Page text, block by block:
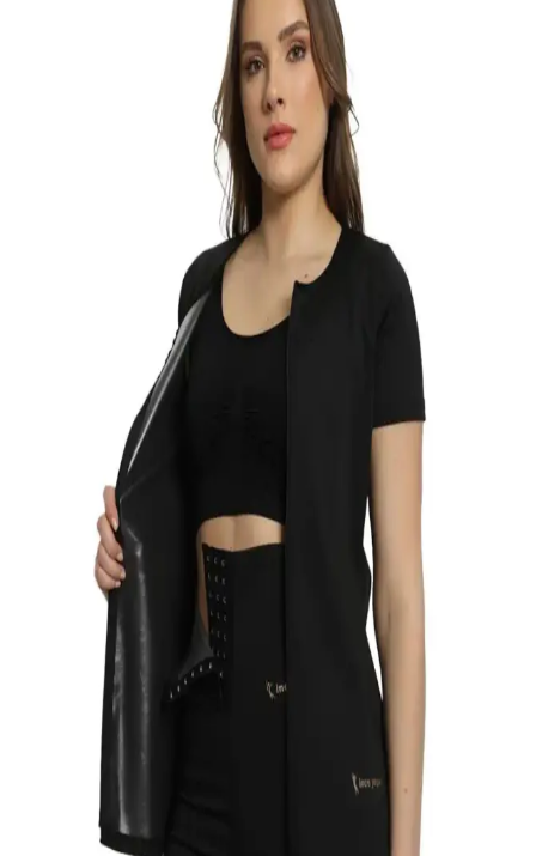
Ağır Pamuklu Waffle Kumaşlı Termal Crewneck
Ürünler ve Uygun Alternatifleri İncelemesi
Pamuk waffle kumaşlı termal crewneck ürünler, farklı ağırlık ve
kesimlerle soğuk havalarda sıcaklık sağlar. Filson ve Taylor Stitch
gibi markalar yüksek fiyatlıyken, Bronson Mfg ve Pro 5 Thermal
uygun fiyatlı alternatifler sunar.
BGK 5' Li Sevimli Kadın Patik: Konfor ve Şıklığı
Bir Arada Sunan Ev Ayakkabısı
BGK 5' Li Sevimli Kadın Patik, doğal renkler ve esnek kumaşıyla
evde şıklık ve rahatlık sağlar, termal özelliğiyle soğuk havalarda
sıcak tutar, yıkama talimatlarına dikkat edilmelidir.
Thermal Giyim Agraflıtayt Inceltici Tayt: Sağlıklı ve
Şık Vücut Şekillendirme Çözümü
Sağlık ve şıklığı bir araya getiren bu termal tayt, yüksek bel ve sauna
etkisiyle incelme sağlar, hareket özgürlüğü sunar ve uzun ömürlü
kullanıma uygundur.
Kral Socks Kadın Kışlık Termal Çorapları: Yüksek
Isı Yalıtımı ve Dayanıklılık Sunar
Yüksek yün oranı ve dayanıklı yapısıyla Kral Socks kadın kışlık
termal çorapları, soğuk havalarda konfor ve ısı yalıtımı sağlar, estetik
ve uzun ömürlü kullanım sunar.
Thermoform Artica ve The North Face Thermoform
Heavy Karşılaştırması: Malzeme ve Performans
İki unisex termal içlik seti, malzeme ve performans özellikleriyle
farklı avantajlar sunuyor. Sıcak tutma, nefes alabilirlik ve
dayanıklılık açısından karşılaştırma yaparak en uygun seçimi